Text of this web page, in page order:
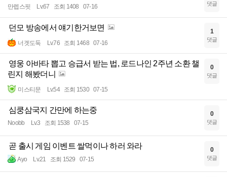
만렙스핏 Lv.67 조회 1408 07-16 댓글
던모 방송에서 얘기한거보면
너겟도둑 Lv.76 조회 1468 07-16
1
댓글
영웅 아바타 뽑고 승급서 받는 법, 로드나인 2주년 소환 챌
린지 해봤더니
미스티문 Lv.54 조회 1530 07-15
0
댓글
심쿵삼국지 간만에 하는중
Noobb Lv.3 조회 1538 07-15
0
댓글
곧 출시 게임 이벤트 쌀먹이나 하러 와라
Ayo Lv.21 조회 1529 07-15
0
댓글